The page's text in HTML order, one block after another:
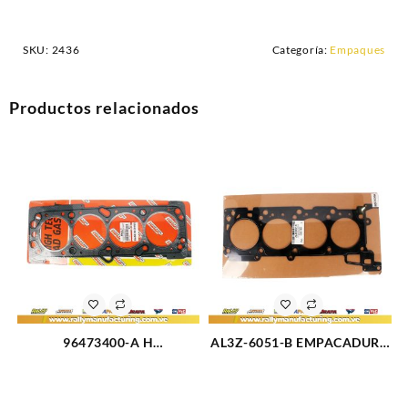
SKU: 2436 Categoría: Empaques
Productos relacionados
96473400-A H
AL3Z-6051-B EMPACADURA